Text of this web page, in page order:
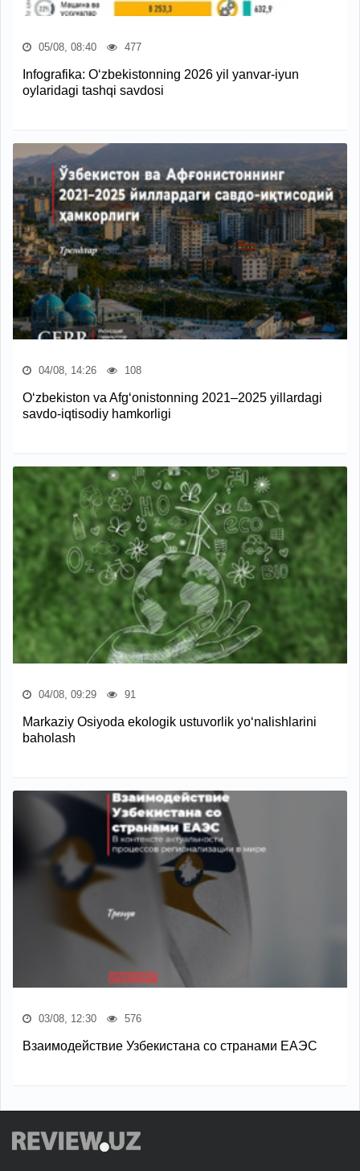
05/08, 08:40 477
Infografika: O‘zbekistonning 2026 yil yanvar-iyun
oylaridagi tashqi savdosi
04/08, 14:26 108
O‘zbekiston va Afg‘onistonning 2021–2025 yillardagi
savdo-iqtisodiy hamkorligi
04/08, 09:29 91
Markaziy Osiyoda ekologik ustuvorlik yo‘nalishlarini
baholash
03/08, 12:30 576
Взаимодействие Узбекистана со странами ЕАЭС